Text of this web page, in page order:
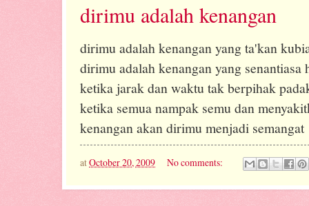
dirimu adalah kenangan
dirimu adalah kenangan yang ta'kan
dirimu adalah kenangan yang
ketika jarak dan waktu tak berpihak
ketika semua nampak semu dan
kenangan akan dirimu menjadi semangat
atOctober 20, 2009 No comments: